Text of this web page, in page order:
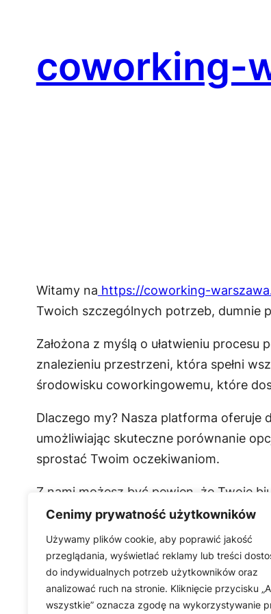
Cenimy prywatność użytkowników
Używamy plików cookie, aby poprawić jakość
przeglądania, wyświetlać reklamy lub treści
do indywidualnych potrzeb użytkowników oraz
analizować ruch na stronie. Kliknięcie przycisku
wszystkie” oznacza zgodę na wykorzystywanie
coworking-
Witamy na https://coworking-
Twoich szczególnych potrzeb, dumnie
Założona z myślą o ułatwieniu
znalezieniu przestrzeni, która spełni
środowisku coworkingowemu, które
Dlaczego my? Nasza platforma
umożliwiając skuteczne porównanie
sprostać Twoim oczekiwaniom.
Z nami możesz być pewien, że Twoje
możesz znaleźć idealne miejsce do